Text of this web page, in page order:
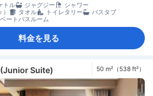
トル ジャグジー
シャワー
タオル トイレタリー
バスタブ
ートバスルーム
料金を見る
Suite) 50 m²（538 ft²）